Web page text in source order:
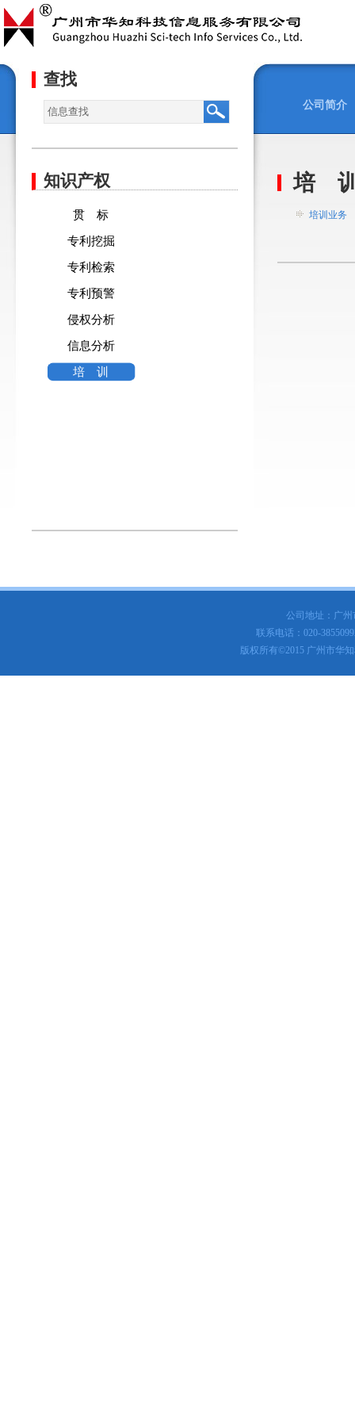
查找
知识产权
贯 标
专利挖掘
专利检索
专利预警
侵权分析
信息分析
培 训
公司简介
培
培训业务
公司地址：广
联系电话：020-
版权所有©2015 广州市华